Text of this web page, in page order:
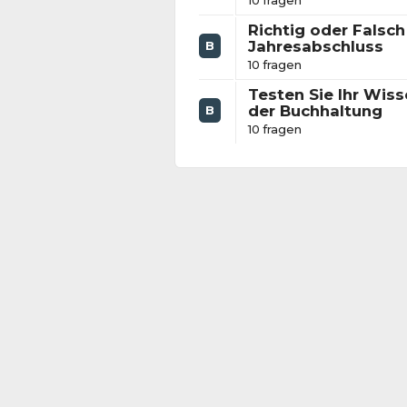
B
Richtig oder
Jahresabschluss
10 fragen
B
Testen Sie Ihr
der Buchhaltung
10 fragen